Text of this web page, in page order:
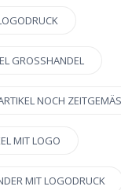
GROSSHANDEL
NOCH
MIT LOGO
MIT LOGODRUCK